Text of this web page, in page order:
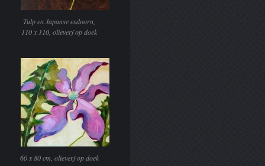
Tulp en Japanse esdoorn,
110 x 110, olieverf op doek
60 x 80 cm, olieverf op doek